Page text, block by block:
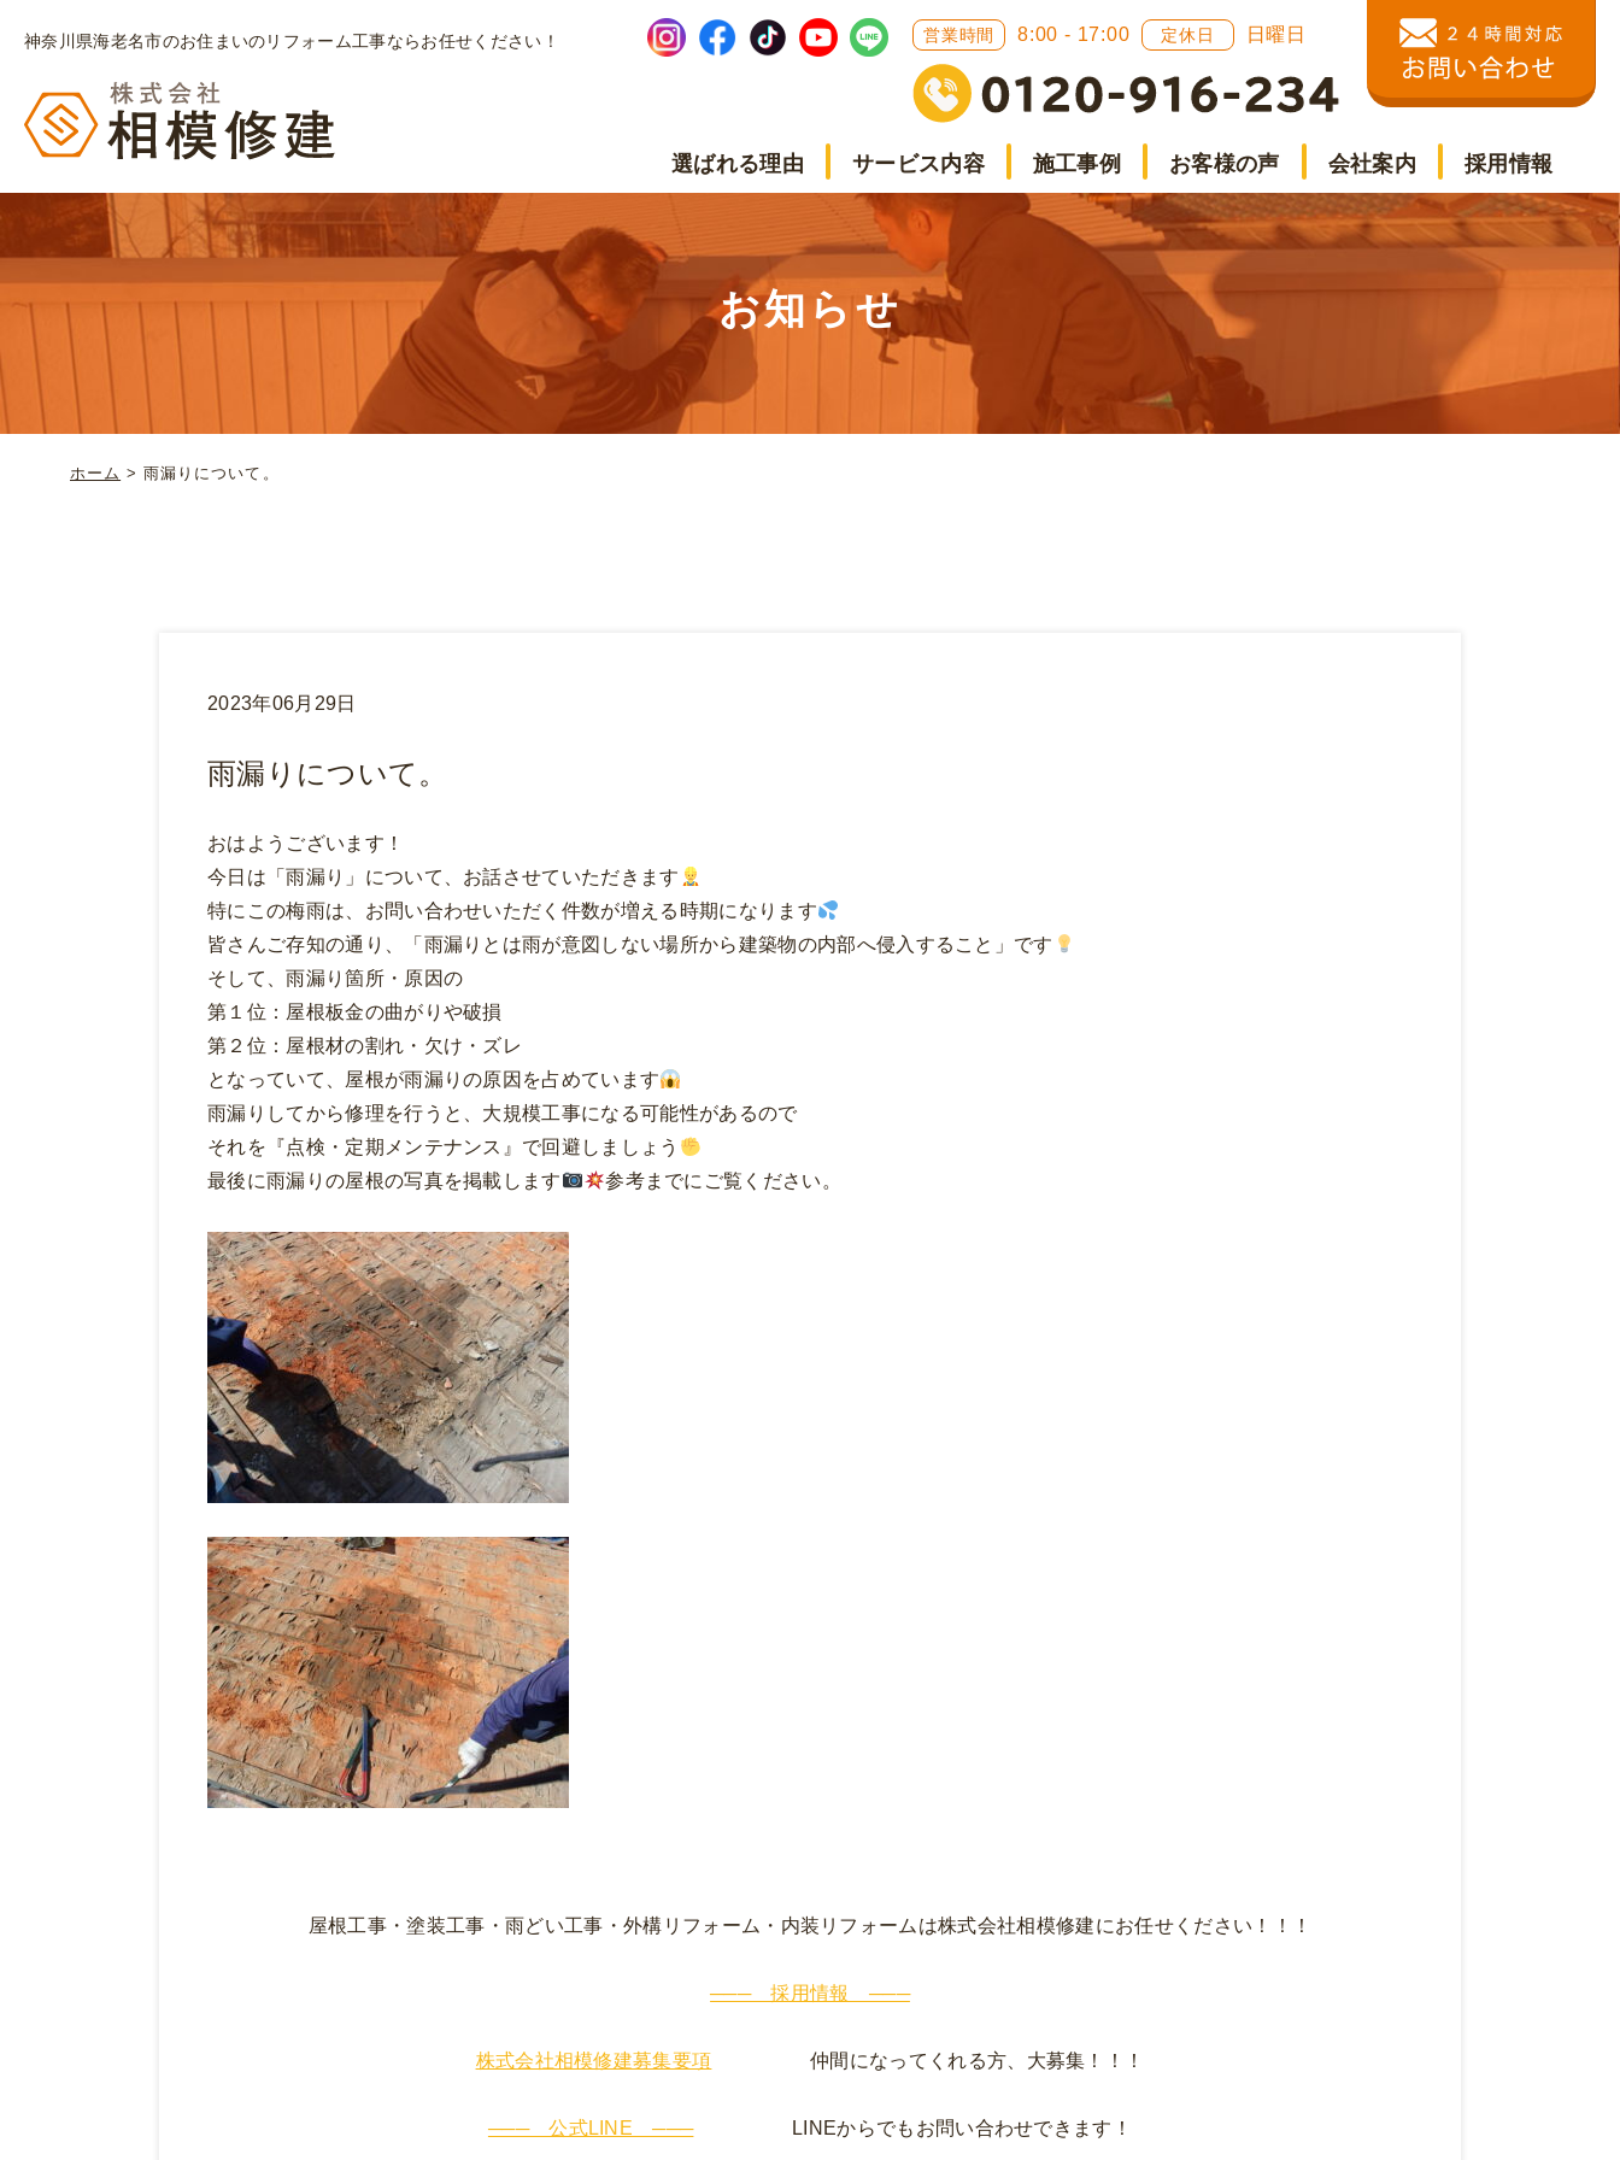
神奈川県海老名市のお住まいのリフォーム工事ならお任せください！ 営業時間 8:00 - 17:00 定休日 日曜日
選ばれる理由 サービス内容 施工事例 お客様の声 会社案内 採用情報
お知らせ
ホーム >雨漏りについて。
2023年06月29日
雨漏りについて。
おはようございます！
今日は「雨漏り」について、お話させていただきます
特にこの梅雨は、お問い合わせいただく件数が増える時期になります
皆さんご存知の通り、「雨漏りとは雨が意図しない場所から建築物の内部へ侵入すること」です
そして、雨漏り箇所・原因の
第１位：屋根板金の曲がりや破損
第２位：屋根材の割れ・欠け・ズレ
となっていて、屋根が雨漏りの原因を占めています
雨漏りしてから修理を行うと、大規模工事になる可能性があるので
それを『点検・定期メンテナンス』で回避しましょう
最後に雨漏りの屋根の写真を掲載します
参考までにご覧ください。
屋根工事・塗装工事・雨どい工事・外構リフォーム・内装リフォームは株式会社相模修建にお任せください！！！
─── 採用情報 ───
株式会社相模修建募集要項 仲間になってくれる方、大募集！！！
─── 公式LINE ───LINEからでもお問い合わせできます！